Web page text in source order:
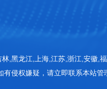
,黑龙江,上海,江苏,浙江,安徽,
侵权嫌疑，请立即联系本站管